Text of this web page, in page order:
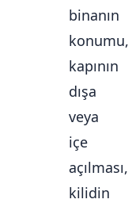
binanın
konumu,
kapının
dışa
veya
içe
açılması,
kilidin